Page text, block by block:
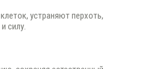
устраняют перхоть,
силу.